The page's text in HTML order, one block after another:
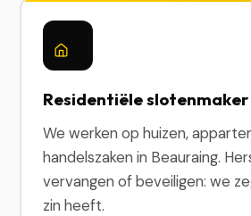
Residentiële slotenmaker
We werken op huizen,
handelszaken in Beauraing.
vervangen of beveiligen: we
zin heeft.